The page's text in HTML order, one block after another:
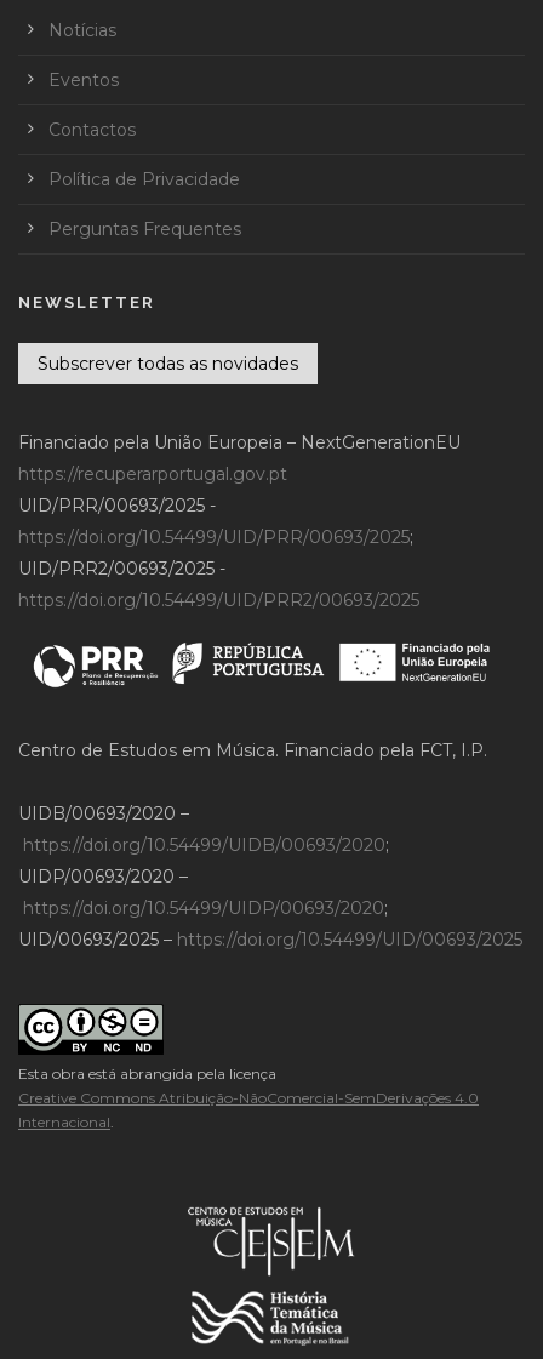
Notícias
Eventos
Contactos
Política de Privacidade
Perguntas Frequentes
NEWSLETTER
Subscrever todas as novidades
Financiado pela União Europeia – NextGenerationEU
https://recuperarportugal.gov.pt
UID/PRR/00693/2025 -
https://doi.org/10.54499/UID/PRR/00693/2025;
UID/PRR2/00693/2025 -
https://doi.org/10.54499/UID/PRR2/00693/2025
Centro de Estudos em Música. Financiado pela FCT, I.P.
UIDB/00693/2020 –
https://doi.org/10.54499/UIDB/00693/2020;
UIDP/00693/2020 –
https://doi.org/10.54499/UIDP/00693/2020;
UID/00693/2025 – https://doi.org/10.54499/UID/00693/2025
Esta obra está abrangida pela licença
Creative Commons Atribuição-NãoComercial-SemDerivações 4.0
Internacional.